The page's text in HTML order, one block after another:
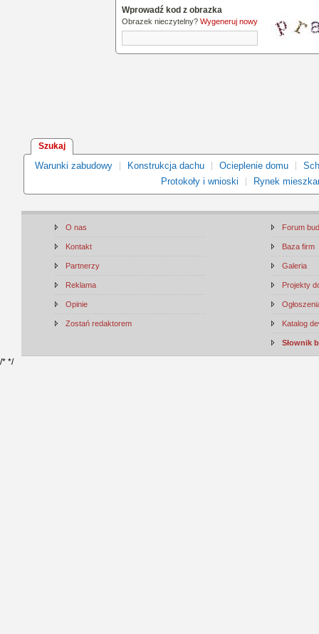
Wprowadź kod z obrazka
Obrazek nieczytelny? Wygeneruj nowy
Szukaj
Warunki zabudowy Konstrukcja dachu Ocieplenie domu
Protokoły i wnioski
Rynek
O nas
Kontakt
Partnerzy
Reklama
Opinie
Zostań redaktorem
Forum
Baza firm
Galeria
Projekty
Katalog
Słownik
/* */